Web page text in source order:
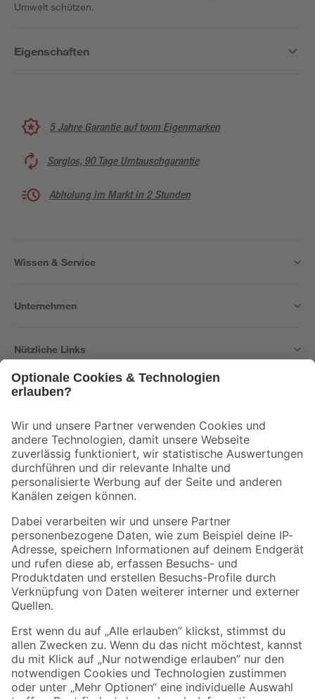
Umwelt schützen.
Eigenschaften
5 Jahre Garantie auf toom Eigenmarken
Sorglos, 90 Tage Umtauschgarantie
Abholung im Markt in 2 Stunden
Wissen & Service
Unternehmen
Nützliche Links
Der toom Newsletter: Keine Angebote und Aktionen mehr verpassen!
Zur Newsletter Anmeldung
Folge uns
Zahlungsarten Versandarten
Sicher einkaufen
Jetzt die toom-App herunterladen